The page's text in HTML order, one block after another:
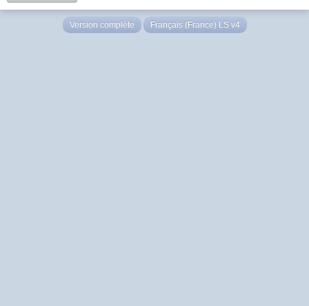
Version complète Français (France) LS v4